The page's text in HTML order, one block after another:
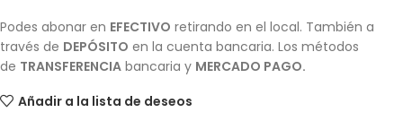
Podes abonar en EFECTIVO retirando en el local. También a
través de DEPÓSITO en la cuenta bancaria. Los métodos
de TRANSFERENCIA bancaria y MERCADO PAGO.
Añadir a la lista de deseos